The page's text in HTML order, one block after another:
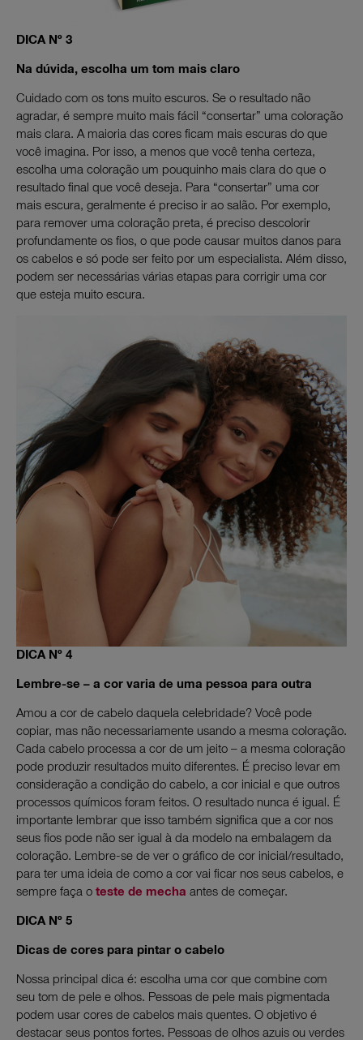
DICA Nº 3
Na dúvida, escolha um tom mais claro
Cuidado com os tons muito escuros. Se o resultado não
agradar, é sempre muito mais fácil “consertar” uma coloração
mais clara. A maioria das cores ficam mais escuras do que
você imagina. Por isso, a menos que você tenha certeza,
escolha uma coloração um pouquinho mais clara do que o
resultado final que você deseja. Para “consertar” uma cor
mais escura, geralmente é preciso ir ao salão. Por exemplo,
para remover uma coloração preta, é preciso descolorir
profundamente os fios, o que pode causar muitos danos para
os cabelos e só pode ser feito por um especialista. Além disso,
podem ser necessárias várias etapas para corrigir uma cor
que esteja muito escura.
DICA Nº 4
Lembre-se – a cor varia de uma pessoa para outra
Amou a cor de cabelo daquela celebridade? Você pode
copiar, mas não necessariamente usando a mesma coloração.
Cada cabelo processa a cor de um jeito – a mesma coloração
pode produzir resultados muito diferentes. É preciso levar em
consideração a condição do cabelo, a cor inicial e que outros
processos químicos foram feitos. O resultado nunca é igual. É
importante lembrar que isso também significa que a cor nos
seus fios pode não ser igual à da modelo na embalagem da
coloração. Lembre-se de ver o gráfico de cor inicial/resultado,
para ter uma ideia de como a cor vai ficar nos seus cabelos, e
sempre faça o teste de mecha antes de começar.
DICA Nº 5
Dicas de cores para pintar o cabelo
Nossa principal dica é: escolha uma cor que combine com
seu tom de pele e olhos. Pessoas de pele mais pigmentada
podem usar cores de cabelos mais quentes. O objetivo é
destacar seus pontos fortes. Pessoas de olhos azuis ou verdes